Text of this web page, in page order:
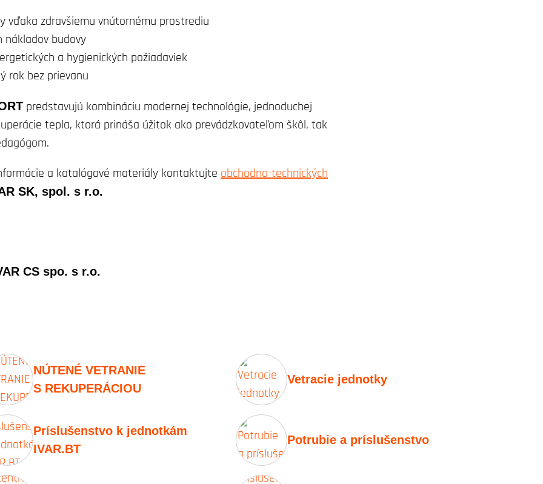
vďaka zdravšiemu vnútornému prostrediu
nákladov budovy
a hygienických požiadaviek
rok bez prievanu
predstavujú kombináciu modernej technológie, jednoduchej
tepla, ktorá prináša úžitok ako prevádzkovateľom škôl, tak
a katalógové materiály kontaktujte obchodno-technických
SK, spol. s r.o.
CS spo. s r.o.
NÚTENÉ VETRANIE
S REKUPERÁCIOU
Vetracie jednotky
Príslušenstvo k jednotkám
IVAR.BT
Potrubie a príslušenstvo